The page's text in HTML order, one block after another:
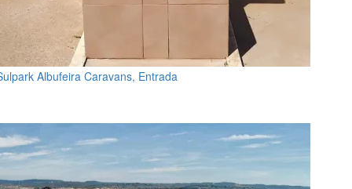
Albufeira Caravans, Entrada